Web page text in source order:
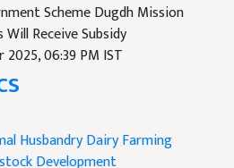
Scheme Dugdh Mission
Receive Subsidy
06:39 PM IST
HusbandryDairy Farming
Development